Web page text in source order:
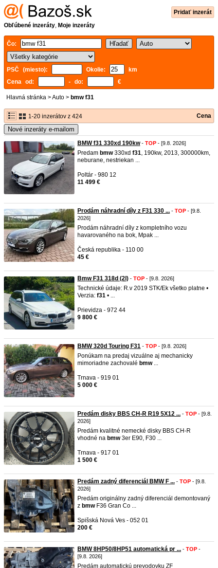
Pridať inzerát
Obľúbené inzeráty, Moje inzeráty
Čo:
PSČ (miesto): Okolie:
km
Cena od:
- do: €
Hlavná stránka >Auto > bmw f31
1-20 inzerátov z 424 Cena
Nové inzeráty e-mailom
BMW f31 330xd 190kw- TOP - [9.8. 2026]
Predam bmw330xd f31, 190kw, 2013, 300000km,
neburane, nestriekan ...
Poltár - 980 12
11 499 €
Prodám náhradní díly z F31 330 ... - TOP - [9.8.
2026]
Prodám náhradní díly z kompletního vozu
havarovaného na bok, Mpak ...
Česká republika - 110 00
45 €
Bmw F31 318d (2l) - TOP - [9.8. 2026]
Technické údaje: R.v 2019 STK/Ek všetko platne •
Verzia: f31 • ...
Prievidza - 972 44
9 800 €
BMW 320d Touring F31 - TOP - [9.8. 2026]
Ponúkam na predaj vizuálne aj mechanicky
mimoriadne zachovalé bmw...
Trnava - 919 01
5 000 €
Predám disky BBS CH-R R19 5X12 ... - TOP - [9.8.
2026]
Predám kvalitné nemecké disky BBS CH-R
vhodné na bmw3er E90, F30 ...
Trnava - 917 01
1 500 €
Predám zadný diferenciál BMW F ... - TOP - [9.8.
2026]
Predám originálny zadný diferenciál demontovaný
z bmwF36 Gran Co ...
Spišská Nová Ves - 052 01
200 €
BMW 8HP50/8HP51 automatická pr ... - TOP -
[9.8. 2026]
Predám automatickú prevodovku ZF